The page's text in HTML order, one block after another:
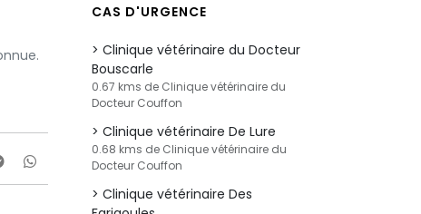
CAS D'URGENCE
Clinique vétérinaire du Docteur
Bouscarle
0.67 kms de Clinique vétérinaire du
Docteur Couffon
Clinique vétérinaire De Lure
0.68 kms de Clinique vétérinaire du
Docteur Couffon
Clinique vétérinaire Des